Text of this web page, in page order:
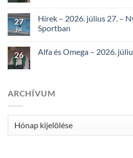
27
júl
Hírek – 2026. július 27. –
Sportban
26
júl
Alfa és Omega – 2026.
ARCHÍVUM
Archívum